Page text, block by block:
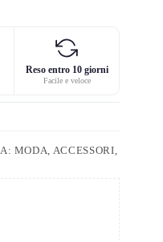
Reso entro 10 giorni
Facile e veloce
MODA, ACCESSORI,